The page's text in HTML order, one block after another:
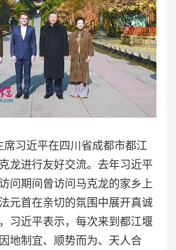
席习近平在四川省成都市都江
龙进行友好交流。去年习近平
问期间曾访问马克龙的家乡上
元首在亲切的氛围中展开真诚
习近平表示，每次来到都江堰
地制宜、顺势而为、天人合